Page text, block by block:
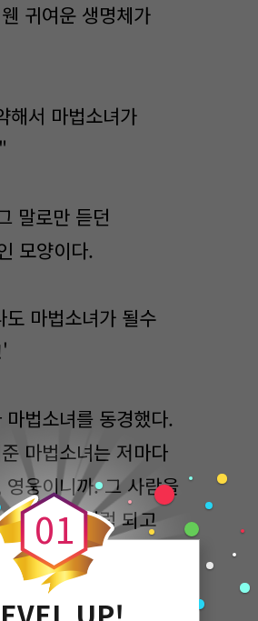
귀여운 생명체가
해서 마법소녀가
말로만 듣던
모양이다.
도 마법소녀가 될수
마법소녀를 동경했다.
마법소녀는 저마다
영웅이니까. 그 사람을
그 사람처럼 되고
아무래도 당연한
리라.
0
0
1